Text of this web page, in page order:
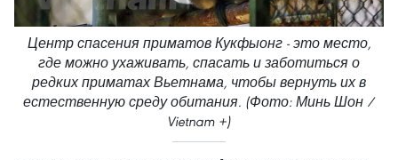
Центр спасения приматов Кукфыонг - это место,
где можно ухаживать, спасать и заботиться о
редких приматах Вьетнама, чтобы вернуть их в
естественную среду обитания. (Фото: Минь Шон /
Vietnam +)